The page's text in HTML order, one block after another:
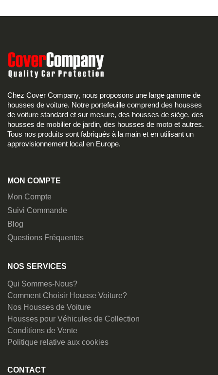
Chez Cover Company, nous proposons une large gamme de
housses de voiture. Notre portefeuille comprend des housses
de voiture standard et sur mesure, des housses de siège, des
housses de mobilier de jardin, des housses de moto et autres.
Tous nos produits sont fabriqués à la main et en utilisant un
approvisionnement local en Europe.
MON COMPTE
Mon Compte
Suivi Commande
Blog
Questions Fréquentes
NOS SERVICES
Qui Sommes-Nous?
Comment Choisir Housse Voiture?
Nos Housses de Voiture
Housses pour Véhicules de Collection
Conditions de Vente
Politique relative aux cookies
CONTACT